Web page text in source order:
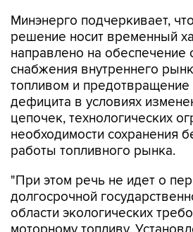
Минэнерго подчеркивает,
решение носит временный
направлено на обеспечение
снабжения внутреннего
топливом и
дефицита в условиях
цепочек, технологических
необходимости сохранения
работы топливного рынка.
"При этом речь не идет о
долгосрочной
области экологических